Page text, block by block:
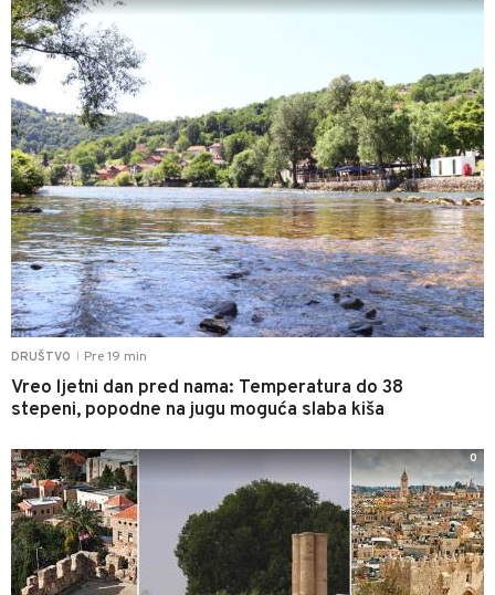
DRUŠTVO Pre 19 min
Vreo ljetni dan pred nama: Temperatura do 38
stepeni, popodne na jugu moguća slaba kiša
0